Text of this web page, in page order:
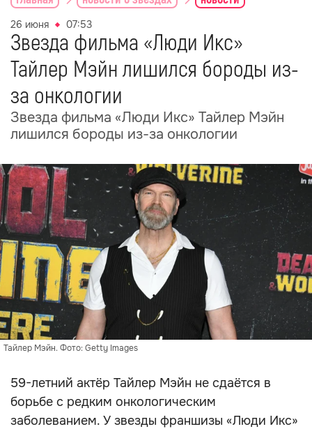
26 июня 07:53
Звезда фильма «Люди Икс»
Тайлер Мэйн лишился бороды из-
за онкологии
Звезда фильма «Люди Икс» Тайлер Мэйн
лишился бороды из-за онкологии
Тайлер Мэйн. Фото: Getty Images
59-летний актёр Тайлер Мэйн не сдаётся в
борьбе с редким онкологическим
заболеванием. У звезды франшизы «Люди Икс»